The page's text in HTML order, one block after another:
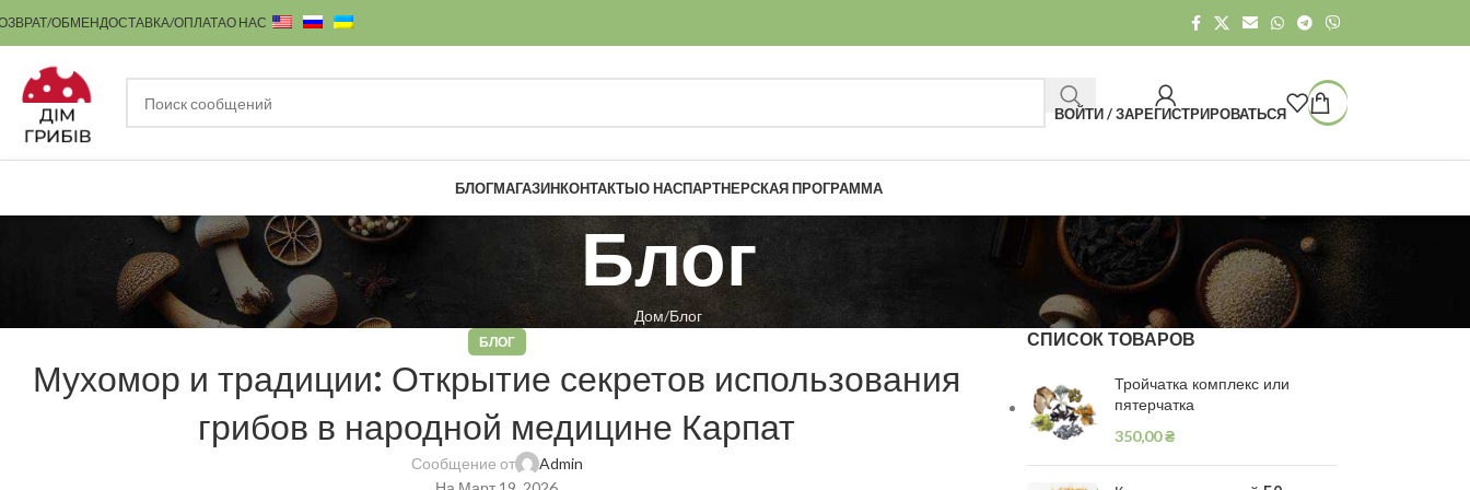
ОБМЕНДОСТАВКА/ОПЛАТАО НАС
ВОЙТИ / ЗАРЕГИСТРИРОВАТЬСЯ
БЛОГМАГАЗИНКОНТАКТЫО НАСПАРТНЕРСКАЯ ПРОГРАММА
Блог
Дом Блог
БЛОГ
Мухомор и традиции: Открытие секретов использования
грибов в народной медицине Карпат
Сообщение от
Admin
СПИСОК ТОВАРОВ
Тройчатка комплекс или
пятерчатка
350,00₴